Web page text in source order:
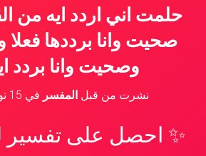
حلمت اني اردد ايه من
صحيت وانا برددها
وصحيت وانا بردد
نشرت من قبل المفسر في 15 نوفمبر، 2023
✨ احصل على تفسير